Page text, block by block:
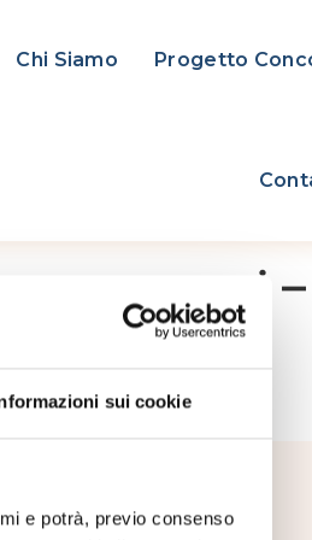
sui cookie
e potrà, previo consenso
Chi Siamo Progetto
a premi –
al Ministero